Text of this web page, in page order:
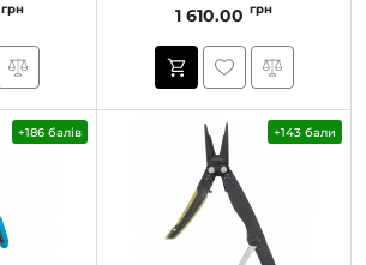
грн 1 610.00 грн
+186 балів +143 бали